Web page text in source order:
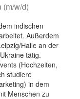
(m/w/d)
indischen
Außerdem
Halle an der
tätig.
(Hochzeiten,
studiere
in dem
Menschen zu